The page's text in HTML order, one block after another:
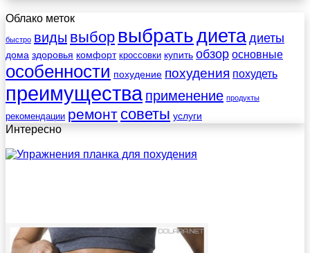
Облако меток
быстро виды выбор выбратьдиета диеты
дома здоровья комфорт кроссовки купить обзор основные
особенности похудение похудения похудеть
преимущества применение продукты
рекомендации ремонт советы услуги
Интересно